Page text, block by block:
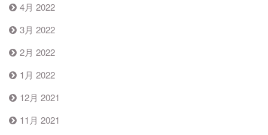
4月 2022
3月 2022
2月 2022
1月 2022
12月 2021
11月 2021